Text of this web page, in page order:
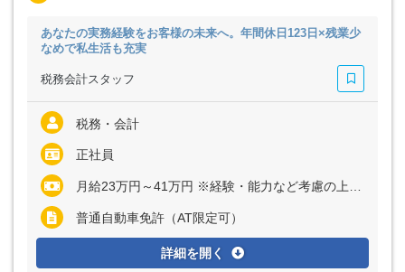
あなたの実務経験をお客様の未来へ。年間休日123日×残業少
なめで私生活も充実
税務会計スタッフ
税務・会計
正社員
月給23万円～41万円 ※経験・能力など考慮の上、決定いたします ※残業代は全額支給
普通自動車免許（AT限定可）
詳細を開く